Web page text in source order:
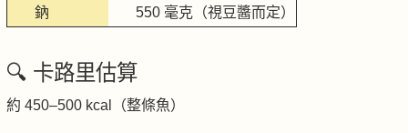
鈉
550 毫克（視豆醬而定）
🔍 卡路里估算
約 450–500 kcal（整條魚）